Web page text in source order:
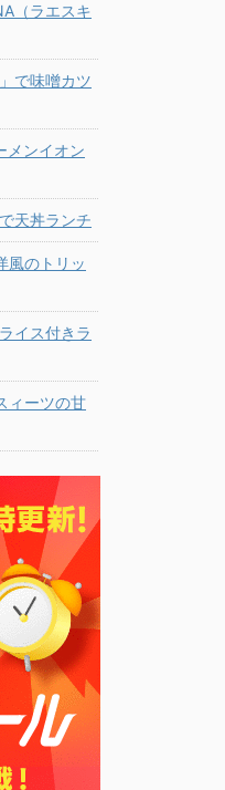
（ラエスキ
で味噌カツ
メンイオン
天丼ランチ
風のトリッ
イス付きラ
ィーツの甘